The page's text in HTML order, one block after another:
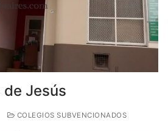
Jesús
COLEGIOS SUBVENCIONADOS